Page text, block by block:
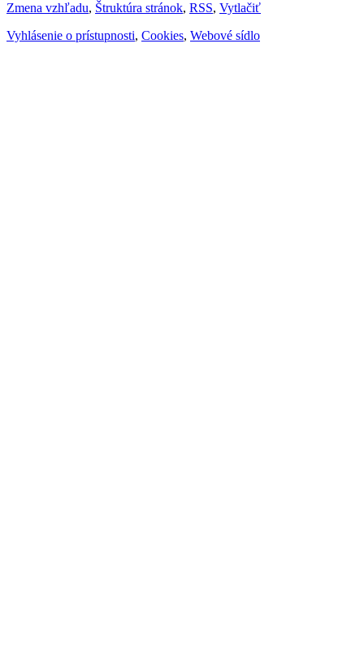
Zmena vzhľadu, Štruktúra stránok, RSS, Vytlačiť
Vyhlásenie o prístupnosti, Cookies, Webové sídlo